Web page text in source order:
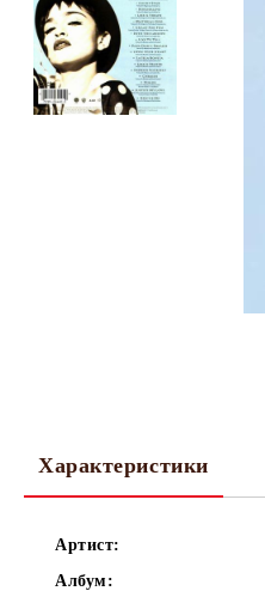
Характеристики
Артист:
Албум: